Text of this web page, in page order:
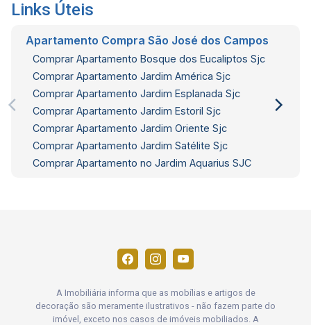
Links Úteis
Apartamento Compra São José dos Campos
Comprar Apartamento Bosque dos Eucaliptos Sjc
Comprar Apartamento Jardim América Sjc
Comprar Apartamento Jardim Esplanada Sjc
Comprar Apartamento Jardim Estoril Sjc
Comprar Apartamento Jardim Oriente Sjc
Comprar Apartamento Jardim Satélite Sjc
Comprar Apartamento no Jardim Aquarius SJC
A Imobiliária informa que as mobílias e artigos de
decoração são meramente ilustrativos - não fazem parte do
imóvel, exceto nos casos de imóveis mobiliados. A